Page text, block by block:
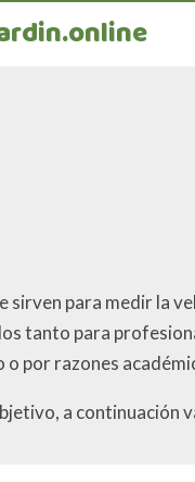
sirven para medir la
tanto para
o por razones
a continuación